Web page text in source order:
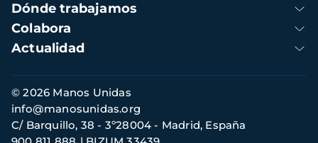
Dónde trabajamos
Colabora
Actualidad
Información
de
contacto
© 2026 Manos Unidas
C/ Barquillo, 38 - 3º28004 - Madrid, España
info@manosunidas.org